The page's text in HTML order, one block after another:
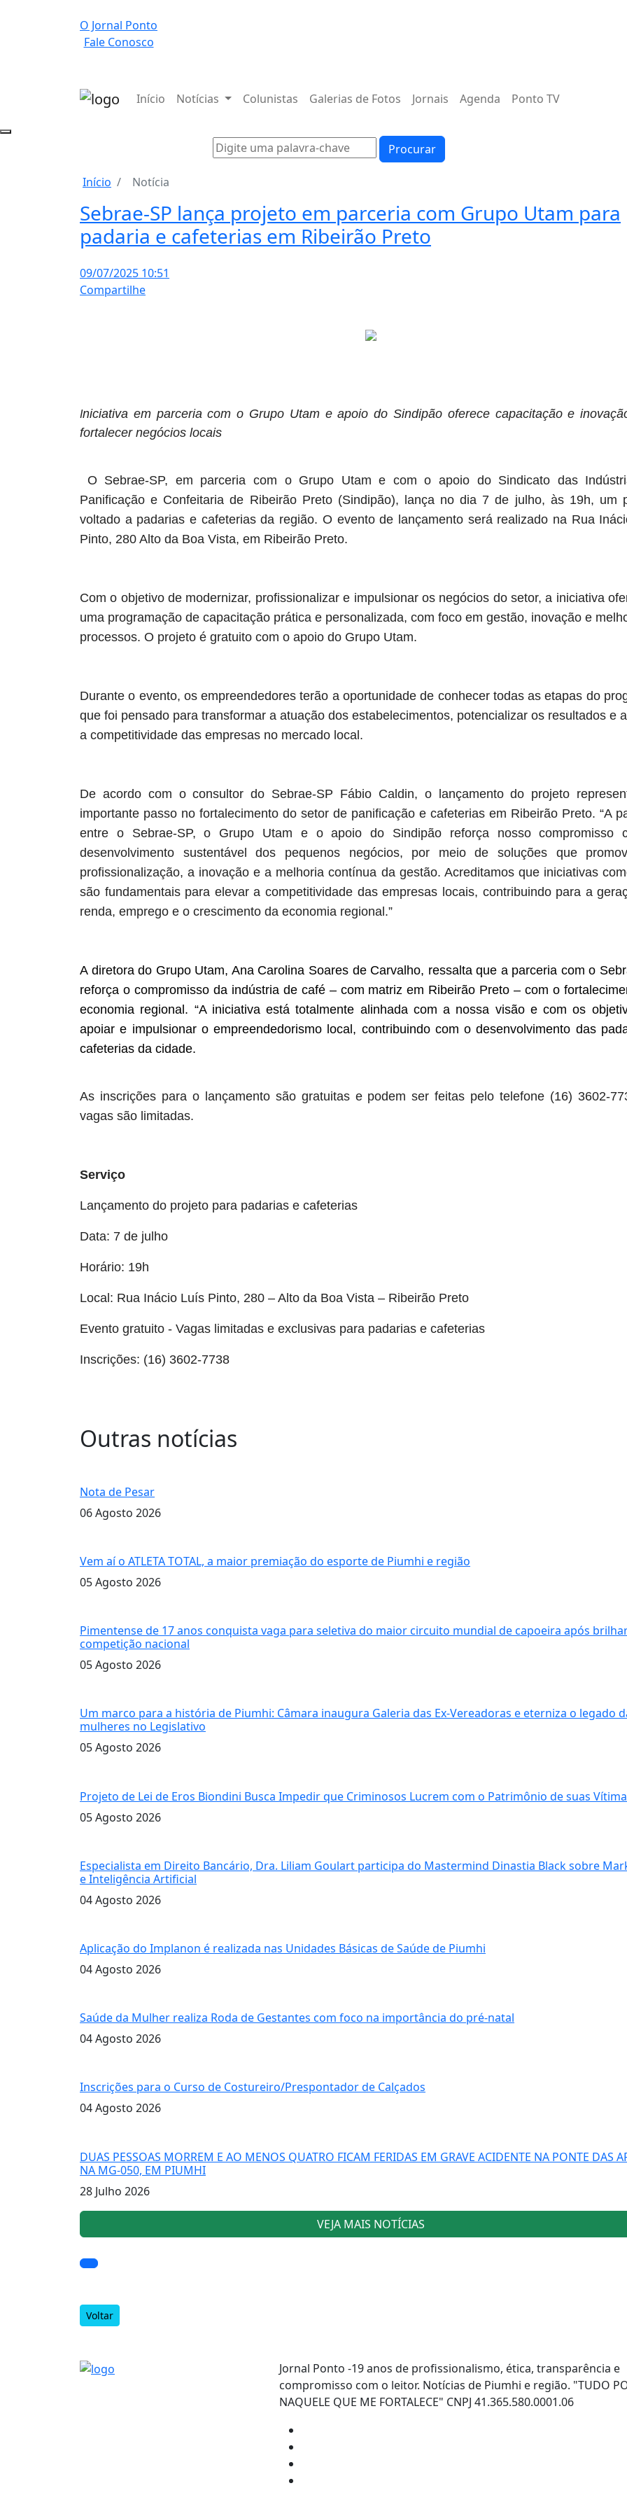
O Jornal Ponto
Fale Conosco
Início Notícias Colunistas Galerias de Fotos Jornais Agenda Ponto TV
Procurar
Início Notícia
Sebrae-SP lança projeto em parceria com Grupo Utam para
padaria e cafeterias em Ribeirão Preto
09/07/2025 10:51
Compartilhe
Iniciativa em parceria com o Grupo Utam e apoio do Sindipão oferece capacitação e
fortalecer negócios locais
O Sebrae-SP, em parceria com o Grupo Utam e com o apoio do Sindicato das
Panificação e Confeitaria de Ribeirão Preto (Sindipão), lança no dia 7 de julho, às 19h, um
voltado a padarias e cafeterias da região. O evento de lançamento será realizado na Rua
Pinto, 280 Alto da Boa Vista, em Ribeirão Preto.
Com o objetivo de modernizar, profissionalizar e impulsionar os negócios do setor, a iniciativa
uma programação de capacitação prática e personalizada, com foco em gestão, inovação e
processos. O projeto é gratuito com o apoio do Grupo Utam.
Durante o evento, os empreendedores terão a oportunidade de conhecer todas as etapas do
que foi pensado para transformar a atuação dos estabelecimentos, potencializar os resultados e
a competitividade das empresas no mercado local.
De acordo com o consultor do Sebrae-SP Fábio Caldin, o lançamento do projeto
importante passo no fortalecimento do setor de panificação e cafeterias em Ribeirão Preto. “A
entre o Sebrae-SP, o Grupo Utam e o apoio do Sindipão reforça nosso compromisso
desenvolvimento sustentável dos pequenos negócios, por meio de soluções que
profissionalização, a inovação e a melhoria contínua da gestão. Acreditamos que iniciativas
são fundamentais para elevar a competitividade das empresas locais, contribuindo para a
renda, emprego e o crescimento da economia regional.”
A diretora do Grupo Utam, Ana Carolina Soares de Carvalho, ressalta que a parceria com o
reforça o compromisso da indústria de café – com matriz em Ribeirão Preto – com o
economia regional. “A iniciativa está totalmente alinhada com a nossa visão e com os
apoiar e impulsionar o empreendedorismo local, contribuindo com o desenvolvimento das
cafeterias da cidade.
As inscrições para o lançamento são gratuitas e podem ser feitas pelo telefone (16) 3602-
vagas são limitadas.
Serviço
Lançamento do projeto para padarias e cafeterias
Data: 7 de julho
Horário: 19h
Local: Rua Inácio Luís Pinto, 280 – Alto da Boa Vista – Ribeirão Preto
Evento gratuito - Vagas limitadas e exclusivas para padarias e cafeterias
Inscrições: (16) 3602-7738
Outras notícias
Nota de Pesar
06 Agosto 2026
Vem aí o ATLETA TOTAL, a maior premiação do esporte de Piumhi e região
05 Agosto 2026
Pimentense de 17 anos conquista vaga para seletiva do maior circuito mundial de capoeira após
competição nacional
05 Agosto 2026
Um marco para a história de Piumhi: Câmara inaugura Galeria das Ex-Vereadoras e eterniza o legado
mulheres no Legislativo
05 Agosto 2026
Projeto de Lei de Eros Biondini Busca Impedir que Criminosos Lucrem com o Patrimônio de suas
05 Agosto 2026
Especialista em Direito Bancário, Dra. Liliam Goulart participa do Mastermind Dinastia Black sobre
e Inteligência Artificial
04 Agosto 2026
Aplicação do Implanon é realizada nas Unidades Básicas de Saúde de Piumhi
04 Agosto 2026
Saúde da Mulher realiza Roda de Gestantes com foco na importância do pré-natal
04 Agosto 2026
Inscrições para o Curso de Costureiro/Prespontador de Calçados
04 Agosto 2026
DUAS PESSOAS MORREM E AO MENOS QUATRO FICAM FERIDAS EM GRAVE ACIDENTE NA PONTE DAS
NA MG-050, EM PIUMHI
28 Julho 2026
VEJA MAIS NOTÍCIAS
Voltar
Jornal Ponto -19 anos de profissionalismo, ética, transparência e
compromisso com o leitor. Notícias de Piumhi e região. "TUDO
NAQUELE QUE ME FORTALECE" CNPJ 41.365.580.0001.06